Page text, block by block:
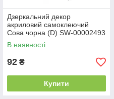
Дзеркальний декор
акриловий самоклеючий
Сова чорна (D) SW-00002493
В наявності
92 ₴
Купити